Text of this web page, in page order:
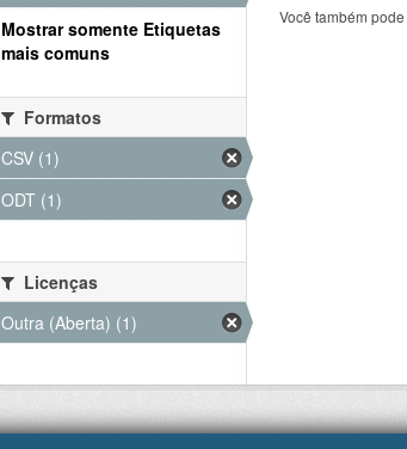
Você também
Mostrar somente Etiquetas
mais comuns
Formatos
CSV (1)
ODT (1)
Licenças
Outra (Aberta) (1)